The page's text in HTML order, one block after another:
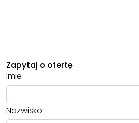
Zapytaj o ofertę
Imię
Nazwisko